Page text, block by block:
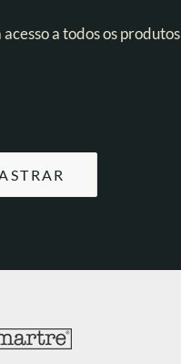
a todos os produtos